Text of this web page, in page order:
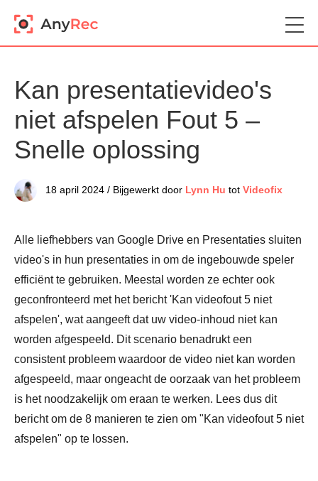
Kan presentatievideo's
niet afspelen Fout 5 –
Snelle oplossing
18 april 2024 / Bijgewerkt door Lynn Hu tot Videofix
Alle liefhebbers van Google Drive en Presentaties sluiten
video's in hun presentaties in om de ingebouwde speler
efficiënt te gebruiken. Meestal worden ze echter ook
geconfronteerd met het bericht 'Kan videofout 5 niet
afspelen', wat aangeeft dat uw video-inhoud niet kan
worden afgespeeld. Dit scenario benadrukt een
consistent probleem waardoor de video niet kan worden
afgespeeld, maar ongeacht de oorzaak van het probleem
is het noodzakelijk om eraan te werken. Lees dus dit
bericht om de 8 manieren te zien om "Kan videofout 5 niet
afspelen" op te lossen.